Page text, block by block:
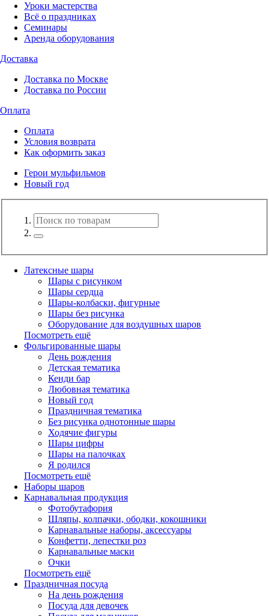
Уроки мастерства
Всё о праздниках
Семинары
Аренда оборудования
Доставка
Доставка по Москве
Доставка по России
Оплата
Оплата
Условия возврата
Как оформить заказ
Герои мульфильмов
Новый год
Латексные шары
Шары с рисунком
Шары сердца
Шары-колбаски, фигурные
Шары без рисунка
Оборудование для воздушных шаров
Посмотреть ещё
Фольгированные шары
День рождения
Детская тематика
Кенди бар
Любовная тематика
Новый год
Праздничная тематика
Без рисунка однотонные шары
Ходячие фигуры
Шары цифры
Шары на палочках
Я родился
Посмотреть ещё
Наборы шаров
Карнавальная продукция
Фотобутафория
Шляпы, колпачки, ободки, кокошники
Карнавальные наборы, аксессуары
Конфетти, лепестки роз
Карнавальные маски
Очки
Посмотреть ещё
Праздничная посуда
На день рождения
Посуда для девочек